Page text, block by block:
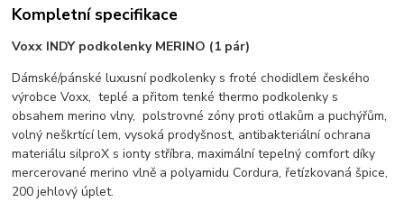
Kompletní specifikace
Voxx INDY podkolenky MERINO (1 pár)
Dámské/pánské luxusní podkolenky s froté chodidlem českého
výrobce Voxx, teplé a přitom tenké thermo podkolenky s
obsahem merino vlny, polstrovné zóny proti otlakům a puchýřům,
volný neškrtící lem, vysoká prodyšnost, antibakteriální ochrana
materiálu silproX s ionty stříbra, maximální tepelný comfort díky
mercerované merino vlně a polyamidu Cordura, řetízkovaná špice,
200 jehlový úplet.